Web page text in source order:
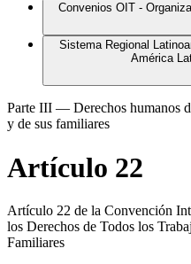
Convenios OIT -
Sistema Regional
América
Parte III — Derechos humanos
y de sus familiares
Artículo 22
Artículo 22 de la Convención
los Derechos de Todos los
Familiares